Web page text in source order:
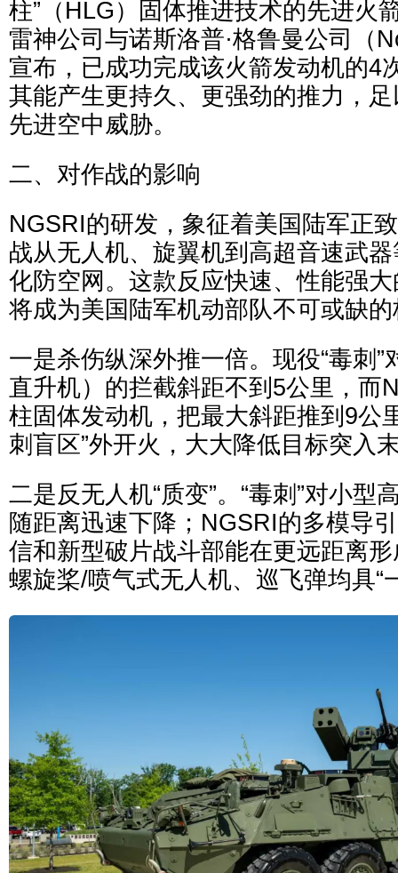
柱”（HLG）固体推进技术的先进火
雷神公司与诺斯洛普·格鲁曼公司（
宣布，已成功完成该火箭发动机的4
其能产生更持久、更强劲的推力，
先进空中威胁。
二、对作战的影响
NGSRI的研发，象征着美国陆军正
战从无人机、旋翼机到高超音速武
化防空网。这款反应快速、性能强
将成为美国陆军机动部队不可或缺
一是杀伤纵深外推一倍。现役“毒刺
直升机）的拦截斜距不到5公里，而
柱固体发动机，把最大斜距推到9公
刺盲区”外开火，大大降低目标突入
二是反无人机“质变”。“毒刺”对小型
随距离迅速下降；NGSRI的多模导
信和新型破片战斗部能在更远距离
螺旋桨/喷气式无人机、巡飞弹均具“